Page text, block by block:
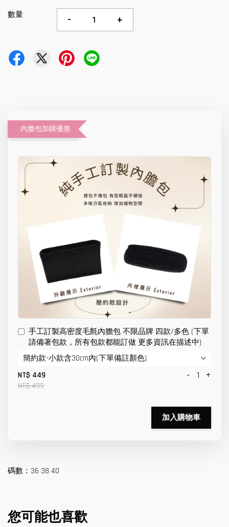
數量 - +
內膽包加購優惠
手工訂製高密度毛氈內膽包 不限品牌 四款/多色 (下單
請備著包款，所有包款都能訂做 更多資訊在描述中)
NT$ 449
NT$ 499
- +
加入購物車
碼數：36 38 40
您可能也喜歡